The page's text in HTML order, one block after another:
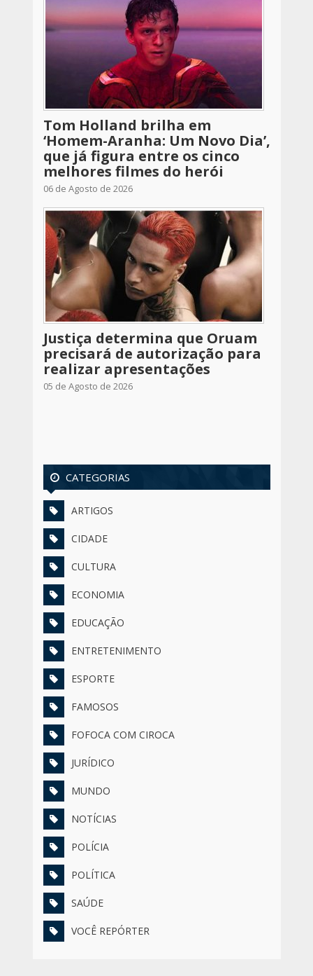
Tom Holland brilha em
‘Homem-Aranha: Um Novo Dia’,
que já figura entre os cinco
melhores filmes do herói
06 de Agosto de 2026
Justiça determina que Oruam
precisará de autorização para
realizar apresentações
05 de Agosto de 2026
CATEGORIAS
ARTIGOS
CIDADE
CULTURA
ECONOMIA
EDUCAÇÃO
ENTRETENIMENTO
ESPORTE
FAMOSOS
FOFOCA COM CIROCA
JURÍDICO
MUNDO
NOTÍCIAS
POLÍCIA
POLÍTICA
SAÚDE
VOCÊ REPÓRTER